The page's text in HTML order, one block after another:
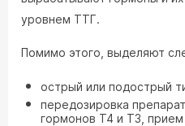
уровнем ТТГ.
Помимо этого, выделяют
острый или подострый
передозировка
гормонов Т4 и Т3,